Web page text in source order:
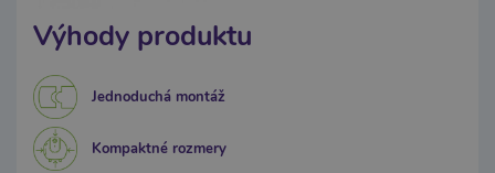
Výhody produktu
Jednoduchá montáž
Kompaktné rozmery